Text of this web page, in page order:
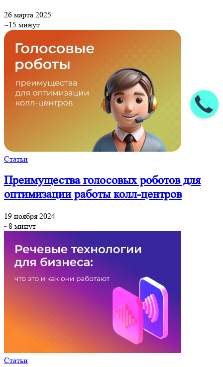
26 марта 2025
~15 минут
Статьи
Преимущества голосовых роботов для
оптимизации работы колл-центров
19 ноября 2024
~8 минут
Статьи